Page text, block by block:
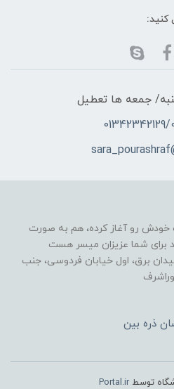
کنید:
جمعه ها تعطیل
01342342129/
از سال 1400 فعالیت خودش رو آغاز کرده، هم به صورت
برای شما عزیزان میسر هست
برق، اول خیابان فردوسی، جنب
توسطPortal.ir